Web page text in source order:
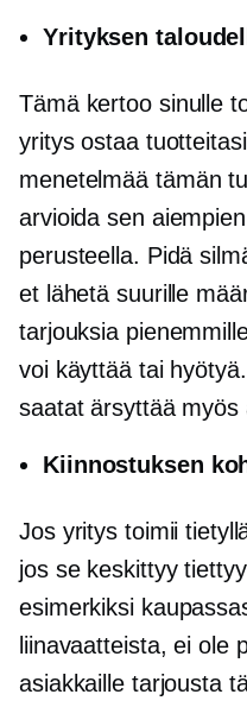
Yrityksen
Tämä kertoo sinulle
yritys ostaa
menetelmää tämän
arvioida sen
perusteella. Pidä
et lähetä suurille
tarjouksia
voi käyttää tai
saatat ärsyttää myös
Kiinnostuksen
Jos yritys toimii
jos se keskittyy
esimerkiksi
liinavaatteista, ei ole
asiakkaille tarjousta